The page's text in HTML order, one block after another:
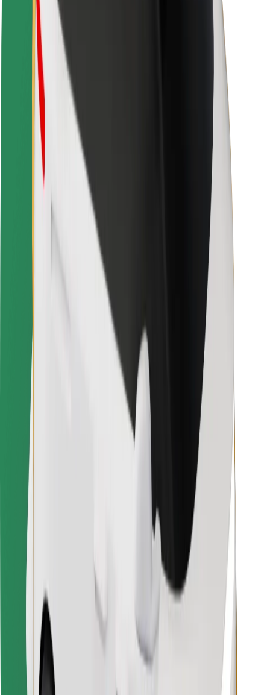
Veiligheid voor chauffeurs
Veiligheid E-steps
Safety Lab
Steden
Locaties
Stadsoplossingen
Luchthavens
Bolt Laadstations
Support
Voor passagiers
Voor chauffeurs
Voor bezorgers
Voor fleet owners
Voor restaurants
Bolt for Business
Algemene voorwaarden
Slechts enkele minuten verwijderd van je rit!
Download de Bolt Food-app